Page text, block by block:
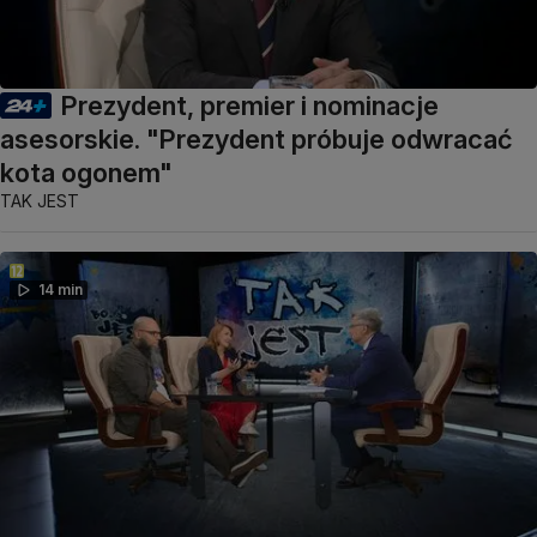
Prezydent, premier i nominacje
asesorskie. "Prezydent próbuje odwracać
kota ogonem"
TAK JEST
14 min